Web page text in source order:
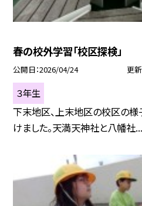
春の校外学習「校区探検」
公開日 2026/04/24 更
３年生
下末地区、上末地区の校区の
けました。天満天神社と八幡社...